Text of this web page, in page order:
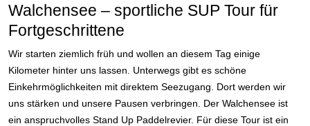
Walchensee – sportliche SUP Tour für
Fortgeschrittene
Wir starten ziemlich früh und wollen an diesem Tag einige
Kilometer hinter uns lassen. Unterwegs gibt es schöne
Einkehrmöglichkeiten mit direktem Seezugang. Dort werden wir
uns stärken und unsere Pausen verbringen. Der Walchensee ist
ein anspruchvolles Stand Up Paddelrevier. Für diese Tour ist ein